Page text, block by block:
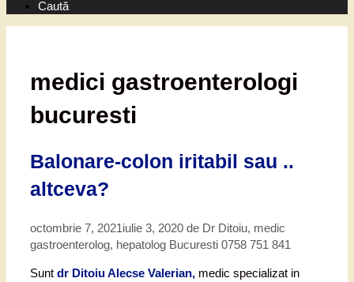
Caută
medici gastroenterologi
bucuresti
Balonare-colon iritabil sau ..
altceva?
octombrie 7, 2021iulie 3, 2020 de Dr Ditoiu, medic
gastroenterolog, hepatolog Bucuresti 0758 751 841
Sunt dr Ditoiu Alecse Valerian, medic specializat in